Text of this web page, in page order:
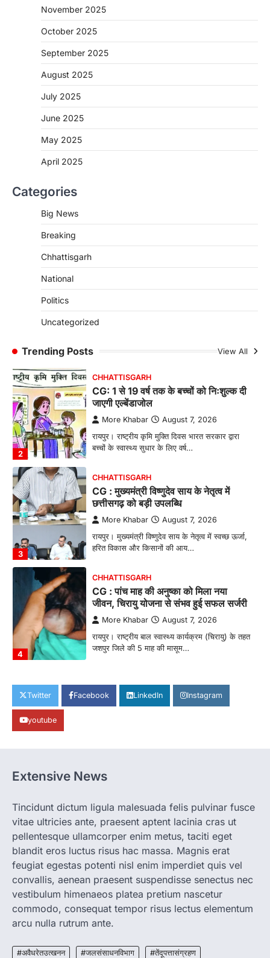
November 2025
October 2025
September 2025
August 2025
July 2025
June 2025
May 2025
April 2025
Categories
Big News
Breaking
Chhattisgarh
National
Politics
Uncategorized
Trending Posts View All
रायपुर। राष्ट्रीय कृमि मुक्ति दिवस भारत सरकार द्वारा
CHHATTISGARH
CG : मुख्यमंत्री विष्णुदेव साय के नेतृत्व में
छत्तीसगढ़ को बड़ी उपलब्धि
जशपुर जिले की 5 माह की मासूम…
CG: छिपली की दीदियों का कमाल, बकरी
रायपुर। ग्रामीण महिलाओं को आर्थिक रूप से सशक्त
बनाने की दिशा में जिले के नगरी…
2
CHHATTISGARH
जाएगी एल्बेंडाजोल
More Khabar August 7, 2026
रायपुर। राष्ट्रीय कृमि मुक्ति दिवस भारत सरकार द्वारा
बच्चों के स्वास्थ्य सुधार के लिए वर्ष…
CHHATTISGARH
छत्तीसगढ़ को बड़ी उपलब्धि
More Khabar August 7, 2026
रायपुर। मुख्यमंत्री विष्णुदेव साय के नेतृत्व में स्वच्छ ऊर्जा,
हरित विकास और किसानों की आय…
4
जीवन, चिरायु योजना से संभव हुई सफल सर्जरी
More Khabar August 7, 2026
रायपुर। राष्ट्रीय बाल स्वास्थ्य कार्यक्रम (चिरायु) के तहत
जशपुर जिले की 5 माह की मासूम…
1
CHHATTISGARH
More Khabar August 7, 2026
जाएगी एल्बेंडाजोल
रायपुर। राष्ट्रीय कृमि मुक्ति दिवस भारत सरकार द्वारा
बच्चों के स्वास्थ्य सुधार के लिए वर्ष…
CHHATTISGARH
CG : मुख्यमंत्री विष्णुदेव साय के नेतृत्व में
छत्तीसगढ़ को बड़ी उपलब्धि
More Khabar August 7, 2026
रायपुर। मुख्यमंत्री विष्णुदेव साय के नेतृत्व में स्वच्छ ऊर्जा,
हरित विकास और किसानों की आय…
CHHATTISGARH
Twitter Facebook LinkedIn Instagram
youtube
Extensive News
Tincidunt dictum ligula malesuada felis pulvinar fusce
vitae ultricies ante, praesent aptent lacinia cras ut
pellentesque ullamcorper enim metus, taciti eget
blandit eros luctus risus hac massa. Magnis erat
feugiat egestas potenti nisl enim imperdiet quis vel
convallis, aenean praesent suspendisse senectus nec
vestibulum himenaeos platea pretium nascetur
commodo, consequat tempor risus lectus elementum
arcu nulla rutrum ante.
#अवैधरेतउत्खनन #जलसंसाधनविभाग #तेंदूपत्तासंग्रहण